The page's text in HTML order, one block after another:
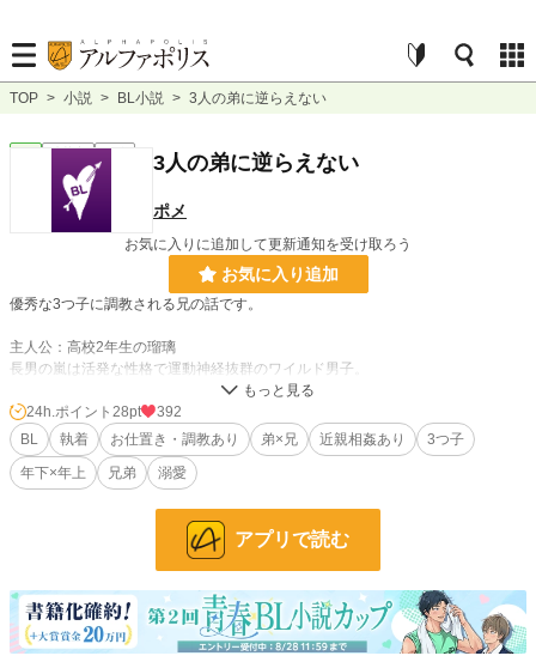
TOP > 小説 > BL小説 > 3人の弟に逆らえない
連載中 短編 3人の弟に逆らえない
ポメ
お気に入りに追加して更新通知を受け取ろう
お気に入り追加
優秀な3つ子に調教される兄の話です。
主人公：高校2年生の瑠璃
長男の嵐は活発な性格で運動神経抜群のワイルド男子。
次男の健二は大人しい性格で勉学が得意の清楚系王子。
三男の翔斗は無口だが機械に強く、研究オタクっぽい。黒髪で少し地味だがメガ
ネを取ると意外とかっこいい？
3人とも高身長でルックスが良いと学校ではモテまくっている。
しかし、同時に超がつくブラコンとも言われているとか？
調教・お仕置き・近親相姦が苦手な方はご注意くださいm(_ _)m
小説 22,406 位 / 228,838 件
BL 5,757 位 / 31,435 件
24h.ポイント 28pt
392
BL
執着 お仕置き・調教あり 弟×兄 近親相姦あり
3つ子
年下×年上
兄弟 溺愛
アプリで読む